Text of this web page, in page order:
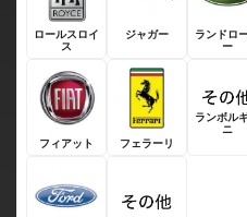
ロールスロイ
ス
ジャガー
ランドロ
ー
フィアット フェラーリ
ランボル
ニ